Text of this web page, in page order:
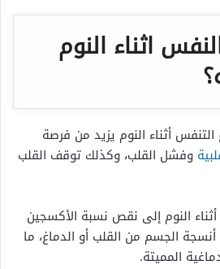
اثناء النوم
أثناء النوم يزيد من فرصة
وفشل القلب، وكذلك توقف القلب
النوم إلى نقص نسبة الأكسجين
الجسم من القلب أو الدماغ، ما
المميتة.